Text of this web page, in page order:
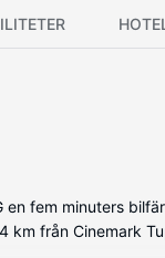
fem minuters
km från Cinemark